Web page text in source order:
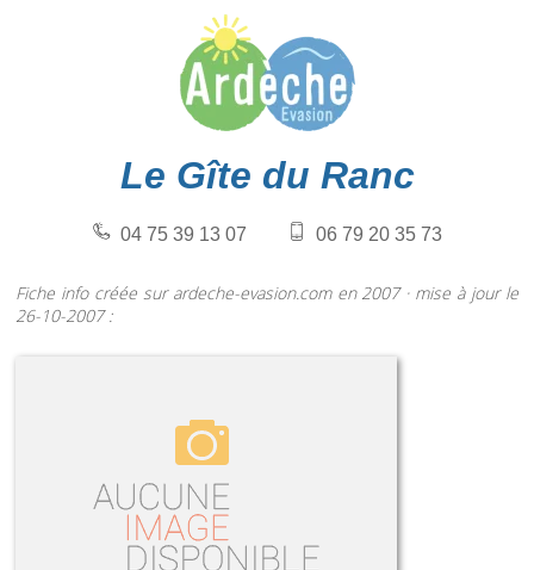
Le Gîte du Ranc
04 75 39 13 07 06 79 20 35 73
Fiche info créée sur ardeche-evasion.com en 2007 · mise à jour le
26-10-2007 :